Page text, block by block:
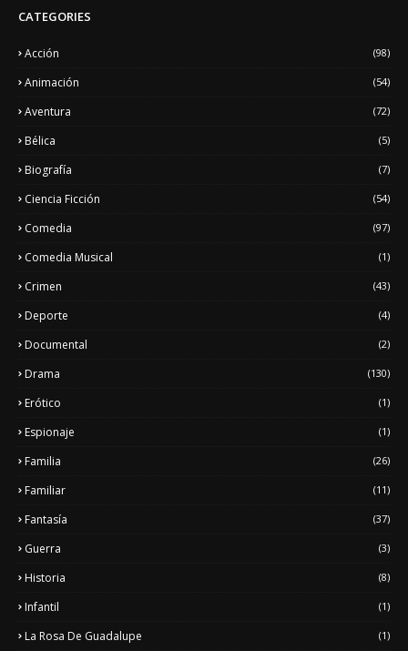
CATEGORIES
Acción (98)
Animación (54)
Aventura (72)
Bélica (5)
Biografía (7)
Ciencia Ficción (54)
Comedia (97)
Comedia Musical (1)
Crimen (43)
Deporte (4)
Documental (2)
Drama (130)
Erótico (1)
Espionaje (1)
Familia (26)
Familiar (11)
Fantasía (37)
Guerra (3)
Historia (8)
Infantil (1)
La Rosa De Guadalupe (1)